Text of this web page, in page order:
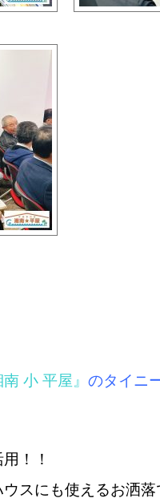
南 小 平屋』 のタイニ
！！
スにも使えるお洒落